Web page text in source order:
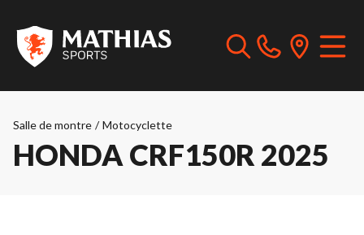
Salle de montre / Motocyclette
HONDA CRF150R 2025